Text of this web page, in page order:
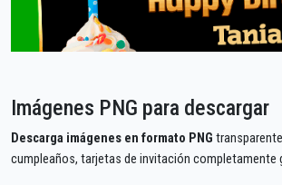
Imágenes PNG para descargar
Descarga imágenes en formato PNG
cumpleaños, tarjetas de invitación completamente